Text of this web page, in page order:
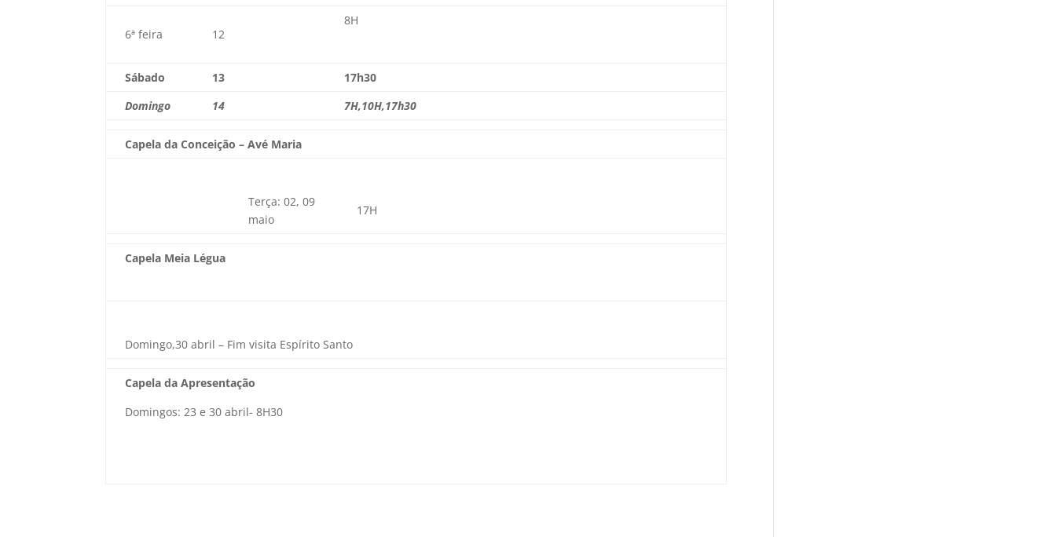
6ª feira 12
8H
Sábado 13
17h30
Domingo
14 7H,10H,17h30
Capela da Conceição – Avé Maria
Terça: 02, 09
maio
17H
Capela Meia Légua
Domingo,30 abril – Fim visita Espírito Santo
Capela da Apresentação
Domingos: 23 e 30 abril- 8H30